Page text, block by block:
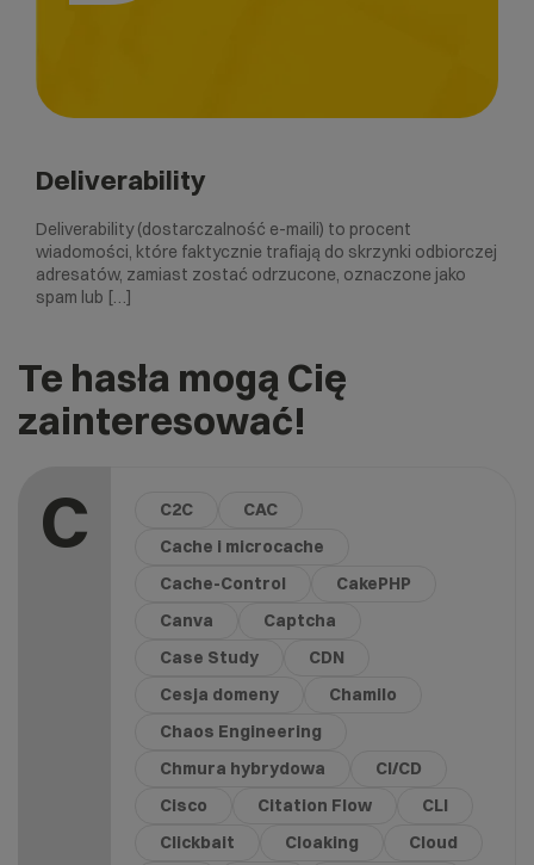
Deliverability
Deliverability (dostarczalność e-maili) to procent
wiadomości, które faktycznie trafiają do skrzynki odbiorczej
adresatów, zamiast zostać odrzucone, oznaczone jako
spam lub […]
Te hasła mogą Cię
zainteresować!
C C2C
CAC
Cache i microcache
Cache-Control
CakePHP
Canva
Captcha
Case Study
CDN
Cesja domeny
Chamilo
Chaos Engineering
Chmura hybrydowa
CI/CD
Cisco
Citation Flow
CLI
Clickbait
Cloaking
Cloud